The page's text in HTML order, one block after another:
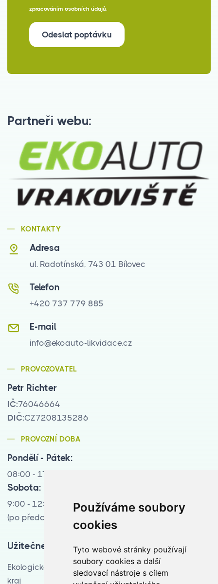
Používáme soubory
cookies
Tyto webové stránky používají
soubory cookies a další
sledovací nástroje s cílem
zpracováním osobních údajů
Odeslat poptávku
Partneři webu:
KONTAKTY
Adresa
ul. Radotínská, 743 01 Bílovec
Telefon
+420 737 779 885
E-mail
info@ekoauto-likvidace.cz
PROVOZOVATEL
Petr Richter
IČ:76046664
DIČ:CZ7208135286
PROVOZNÍ DOBA
Pondělí - Pátek:
08:00 - 17:00
Sobota:
9:00 - 12:00
(po předchozí tel. domluvě)
Užitečné odkazy
Ekologická likvidace vozidel pro Moravskoslezský
kraj